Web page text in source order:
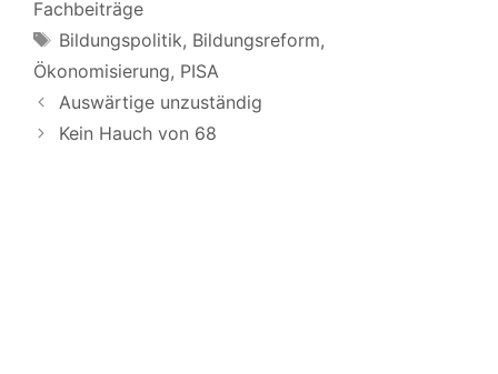
Fachbeiträge
Schlagwörter
Bildungspolitik, Bildungsreform,
Ökonomisierung, PISA
Auswärtige unzuständig
Kein Hauch von 68